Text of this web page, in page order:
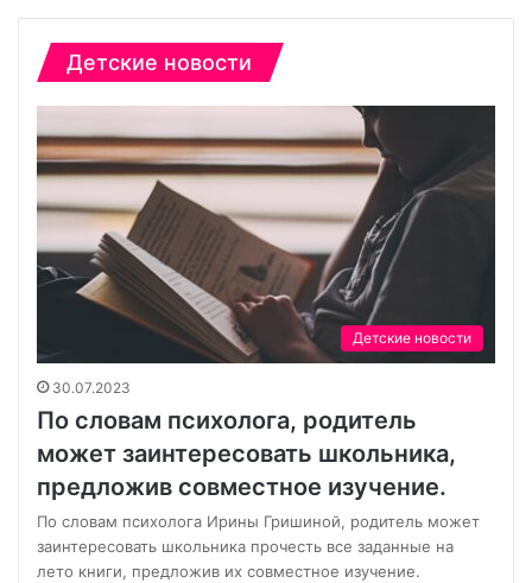
Детские новости
Детские новости
30.07.2023
По словам психолога, родитель
может заинтересовать школьника,
предложив совместное изучение.
По словам психолога Ирины Гришиной, родитель может
заинтересовать школьника прочесть все заданные на
лето книги, предложив их совместное изучение.